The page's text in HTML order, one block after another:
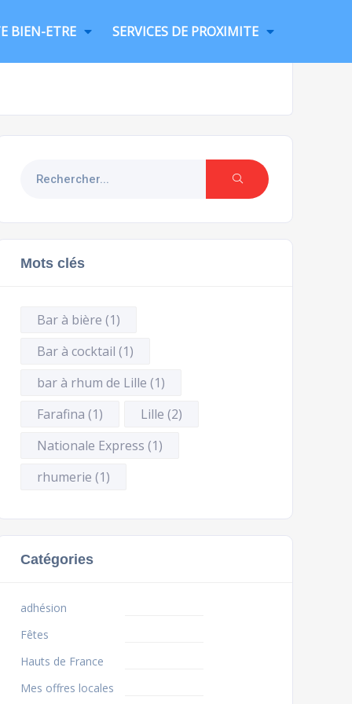
BIEN-ETRE SERVICES DE PROXIMITE
Mots clés
Bar à bière (1)
Bar à cocktail (1)
bar à rhum de Lille (1)
Farafina (1) Lille (2)
Nationale Express (1)
rhumerie (1)
Catégories
adhésion
Fêtes
Hauts de France
Mes offres locales